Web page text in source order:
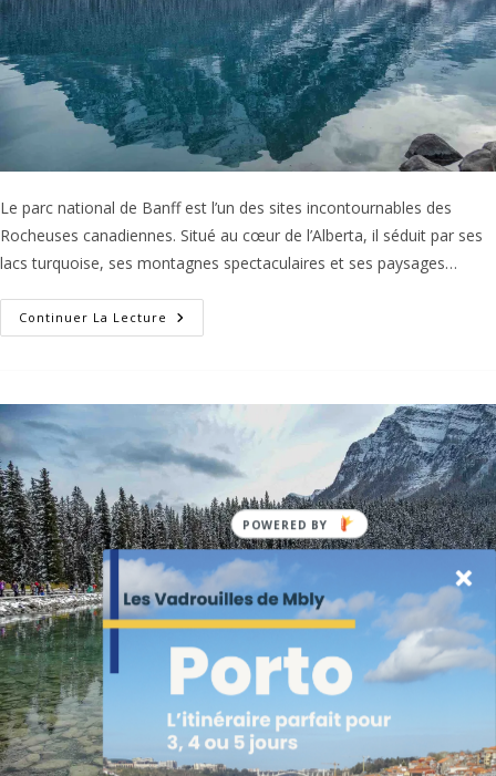
Le parc national de Banff est l’un des sites incontournables des
Rocheuses canadiennes. Situé au cœur de l’Alberta, il séduit par ses
lacs turquoise, ses montagnes spectaculaires et ses paysages…
Continuer La Lecture Parc
National
:
Que
Faire
En
Deux
?